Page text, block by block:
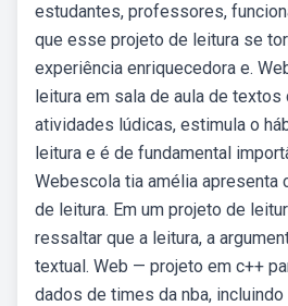
estudantes, professores,
que esse projeto de leitura se
experiência enriquecedora e.
leitura em sala de aula de
atividades lúdicas, estimula o
leitura e é de fundamental
Webescola tia amélia apresenta
de leitura. Em um projeto de
ressaltar que a leitura, a
textual. Web — projeto em c++
dados de times da nba,